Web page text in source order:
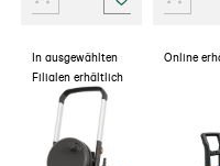
In ausgewählten
Filialen erhältlich
Online